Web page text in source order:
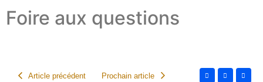
Foire aux questions
Article précédent Prochain article